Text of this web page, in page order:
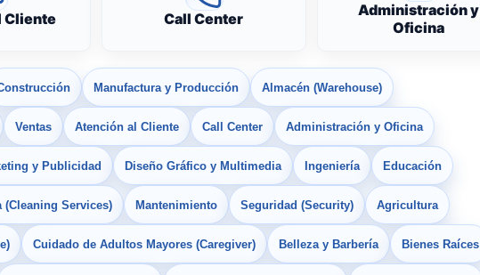
Cliente Call Center
Administración y
Oficina
Manufactura y Producción Almacén (Warehouse)
Ventas Atención al Cliente Call Center Administración y Oficina
y Publicidad Diseño Gráfico y Multimedia Ingeniería Educación
(Cleaning Services) Mantenimiento Seguridad (Security) Agricultura
Cuidado de Adultos Mayores (Caregiver) Belleza y Barbería Bienes Raíces